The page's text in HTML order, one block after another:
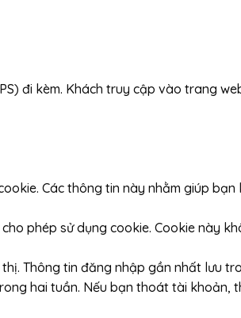
đi kèm. Khách truy cập vào trang
Các thông tin này nhằm giúp
phép sử dụng cookie. Cookie này
Thông tin đăng nhập gần nhất lưu
hai tuần. Nếu bạn thoát tài khoản,